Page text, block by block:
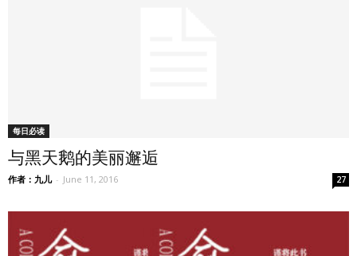
每日必读
与黑天鹅的美丽邂逅
作者：九儿 - June 11, 2016 27